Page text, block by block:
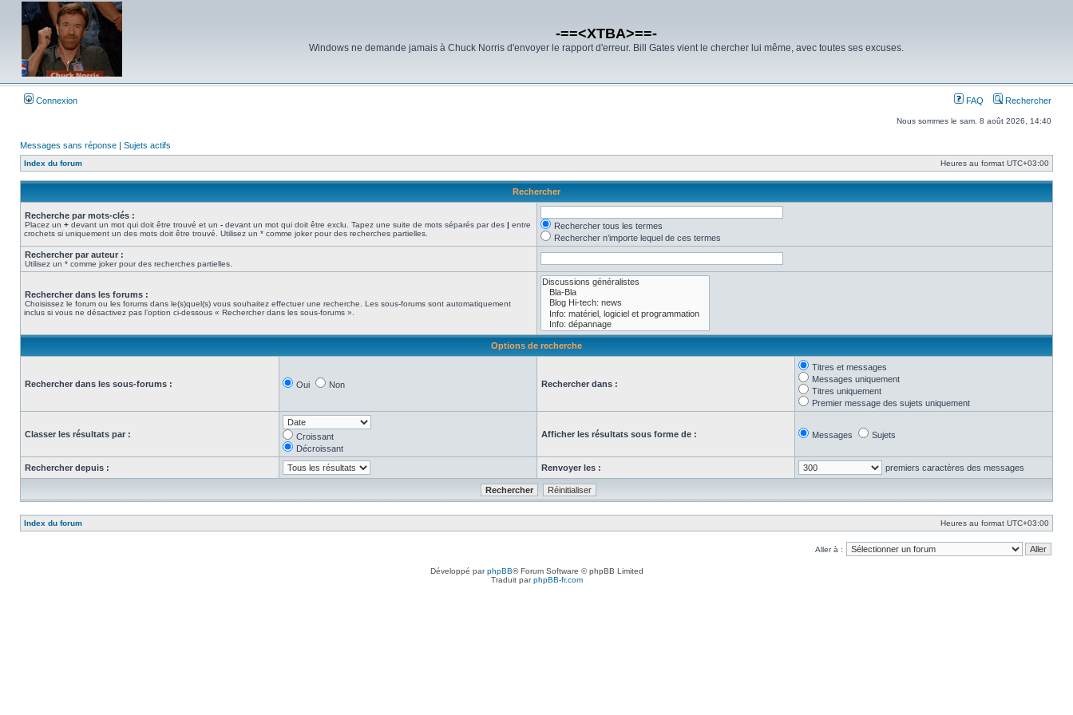
-==<XTBA>==-
Windows ne demande jamais à Chuck Norris d'envoyer le rapport d'erreur. Bill Gates vient le chercher lui même, avec toutes ses excuses.
Connexion FAQ Rechercher
Nous sommes le sam. 8 août 2026, 14:40
Messages sans réponse | Sujets actifs
Index du forum Heures au format UTC+03:00
Rechercher
Recherche par mots-clés :
Placez un + devant un mot qui doit être trouvé et un - devant un mot qui doit être exclu. Tapez une suite de mots séparés par des | entre
crochets si uniquement un des mots doit être trouvé. Utilisez un * comme joker pour des recherches partielles.
Rechercher tous les termes
Rechercher n’importe lequel de ces termes
Rechercher par auteur :
Utilisez un * comme joker pour des recherches partielles.
Rechercher dans les forums :
Choisissez le forum ou les forums dans le(s)quel(s) vous souhaitez effectuer une recherche. Les sous-forums sont automatiquement
inclus si vous ne désactivez pas l’option ci-dessous « Rechercher dans les sous-forums ».
Options de recherche
Rechercher dans les sous-forums : Oui Non Rechercher dans :
Titres et messages
Messages uniquement
Titres uniquement
Premier message des sujets uniquement
Classer les résultats par :
Croissant
Décroissant
Afficher les résultats sous forme de : Messages Sujets
Rechercher depuis : Renvoyer les : premiers caractères des messages
Index du forum Heures au format UTC+03:00
Aller à :
Développé parphpBB® Forum Software © phpBB Limited
Traduit parphpBB-fr.com